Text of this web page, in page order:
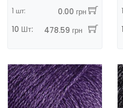
1 шт:
0.00 грн
10 Шт:
478.59 грн